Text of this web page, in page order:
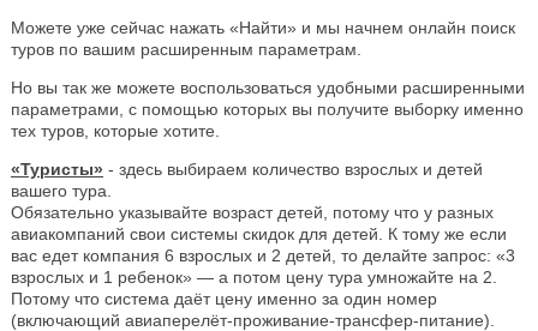
Можете уже сейчас нажать «Найти» и мы начнем онлайн поиск
туров по вашим расширенным параметрам.
Но вы так же можете воспользоваться удобными расширенными
параметрами, с помощью которых вы получите выборку именно
тех туров, которые хотите.
«Туристы» - здесь выбираем количество взрослых и детей
вашего тура.
Обязательно указывайте возраст детей, потому что у разных
авиакомпаний свои системы скидок для детей. К тому же если
вас едет компания 6 взрослых и 2 детей, то делайте запрос: «3
взрослых и 1 ребенок» — а потом цену тура умножайте на 2.
Потому что система даёт цену именно за один номер
(включающий авиаперелёт-проживание-трансфер-питание).